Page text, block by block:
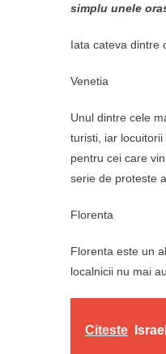
simplu unele
Iata cateva dintre
Venetia
Unul dintre cele
turisti, iar
pentru cei care
serie de proteste
Florenta
Florenta este un
localnicii nu mai
Citeste